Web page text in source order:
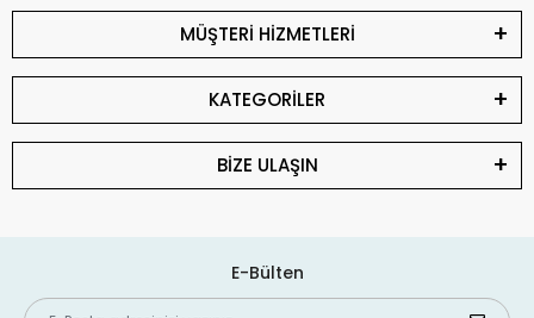
MÜŞTERİ HİZMETLERİ
KATEGORİLER
BİZE ULAŞIN
E-Bülten